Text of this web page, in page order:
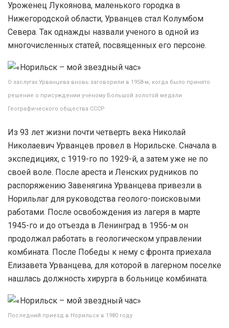
Уроженец Лукоянова, маленького городка в
Нижегородской области, Урванцев стал Колумбом
Севера. Так однажды назвали ученого в одной из
многочисленных статей, посвященных его персоне.
О заслугах Урванцева вновь заговорили в 1958-м, когда было принято
решение о присуждении ученому Большой золотой медали
Географического общества СССР
Из 93 лет жизни почти четверть века Николай
Николаевич Урванцев провел в Норильске. Сначала в
экспедициях, с 1919-го по 1929-й, а затем уже не по
своей воле. После ареста и Ленских рудников по
распоряжению Завенягина Урванцева привезли в
Норильлаг для руководства геолого-поисковыми
работами. После освобождения из лагеря в марте
1945-го и до отъезда в Ленинград в 1956-м он
продолжал работать в геологическом управлении
комбината. После Победы к нему с фронта приехала
Елизавета Урванцева, для которой в лагерном поселке
нашлась должность хирурга в больнице комбината.
Последний приезд в Норильск в 1980 году